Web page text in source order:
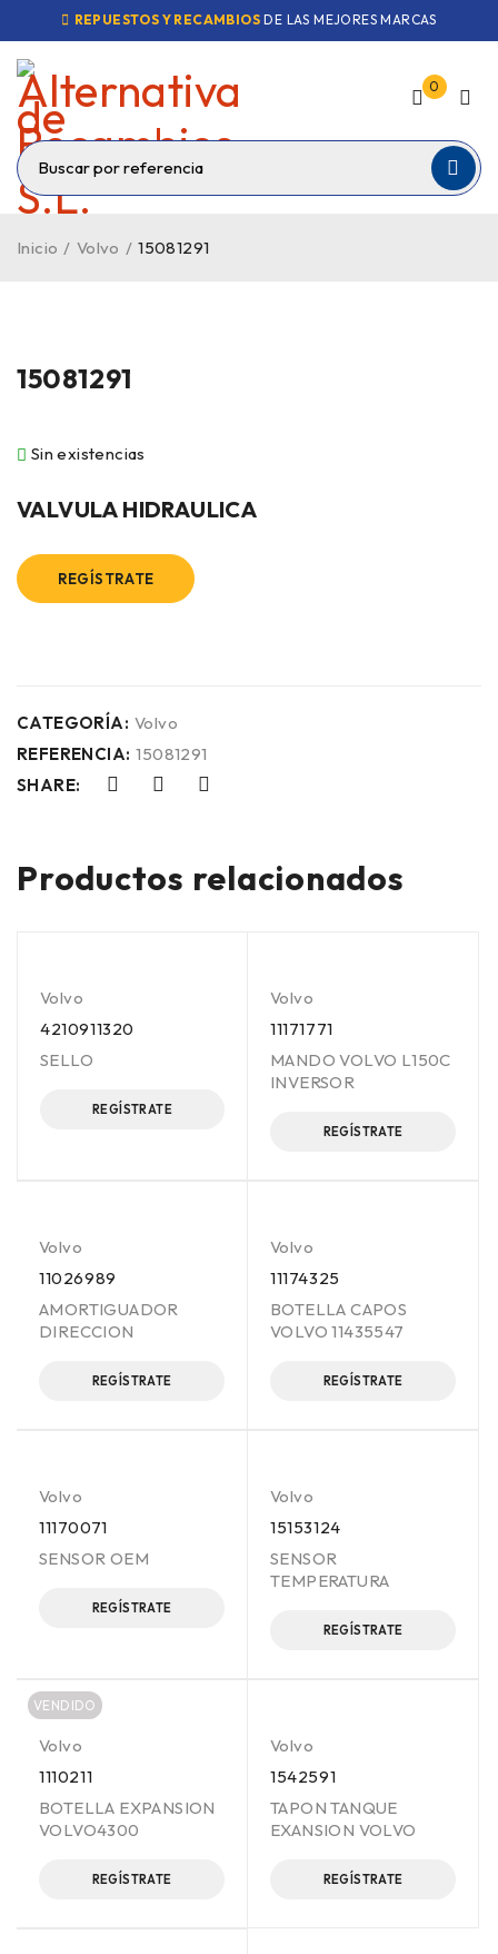
REPUESTOS Y RECAMBIOS DE LAS MEJORES MARCAS
0
Inicio / Volvo / 15081291
15081291
Sin existencias
VALVULA HIDRAULICA
REGÍSTRATE
CATEGORÍA: Volvo
REFERENCIA: 15081291
SHARE:
Productos relacionados
Volvo
4210911320
SELLO
REGÍSTRATE
Volvo
11171771
MANDO VOLVO L150C
INVERSOR
REGÍSTRATE
Volvo
11026989
AMORTIGUADOR
DIRECCION
REGÍSTRATE
Volvo
11174325
BOTELLA CAPOS
VOLVO 11435547
REGÍSTRATE
Volvo
11170071
SENSOR OEM
REGÍSTRATE
Volvo
15153124
SENSOR
TEMPERATURA
REGÍSTRATE
VENDIDO
Volvo
1110211
BOTELLA EXPANSION
VOLVO4300
REGÍSTRATE
Volvo
1542591
TAPON TANQUE
EXANSION VOLVO
REGÍSTRATE